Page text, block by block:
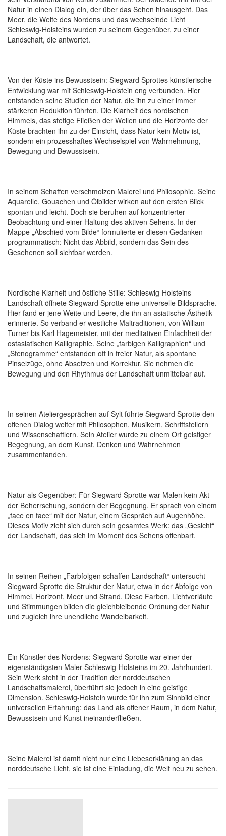
Natur in einen Dialog ein, der über das Sehen hinausgeht. Das
Meer, die Weite des Nordens und das wechselnde Licht
Schleswig-Holsteins wurden zu seinem Gegenüber, zu einer
Landschaft, die antwortet.
Von der Küste ins Bewusstsein: Siegward Sprottes künstlerische
Entwicklung war mit Schleswig-Holstein eng verbunden. Hier
entstanden seine Studien der Natur, die ihn zu einer immer
stärkeren Reduktion führten. Die Klarheit des nordischen
Himmels, das stetige Fließen der Wellen und die Horizonte der
Küste brachten ihn zu der Einsicht, dass Natur kein Motiv ist,
sondern ein prozesshaftes Wechselspiel von Wahrnehmung,
Bewegung und Bewusstsein.
In seinem Schaffen verschmolzen Malerei und Philosophie. Seine
Aquarelle, Gouachen und Ölbilder wirken auf den ersten Blick
spontan und leicht. Doch sie beruhen auf konzentrierter
Beobachtung und einer Haltung des aktiven Sehens. In der
Mappe „Abschied vom Bilde“ formulierte er diesen Gedanken
programmatisch: Nicht das Abbild, sondern das Sein des
Gesehenen soll sichtbar werden.
Nordische Klarheit und östliche Stille: Schleswig-Holsteins
Landschaft öffnete Siegward Sprotte eine universelle Bildsprache.
Hier fand er jene Weite und Leere, die ihn an asiatische Ästhetik
erinnerte. So verband er westliche Maltraditionen, von William
Turner bis Karl Hagemeister, mit der meditativen Einfachheit der
ostasiatischen Kalligraphie. Seine „farbigen Kalligraphien“ und
„Stenogramme“ entstanden oft in freier Natur, als spontane
Pinselzüge, ohne Absetzen und Korrektur. Sie nehmen die
Bewegung und den Rhythmus der Landschaft unmittelbar auf.
In seinen Ateliergesprächen auf Sylt führte Siegward Sprotte den
offenen Dialog weiter mit Philosophen, Musikern, Schriftstellern
und Wissenschaftlern. Sein Atelier wurde zu einem Ort geistiger
Begegnung, an dem Kunst, Denken und Wahrnehmen
zusammenfanden.
Natur als Gegenüber: Für Siegward Sprotte war Malen kein Akt
der Beherrschung, sondern der Begegnung. Er sprach von einem
„face en face“ mit der Natur, einem Gespräch auf Augenhöhe.
Dieses Motiv zieht sich durch sein gesamtes Werk: das „Gesicht“
der Landschaft, das sich im Moment des Sehens offenbart.
In seinen Reihen „Farbfolgen schaffen Landschaft“ untersucht
Siegward Sprotte die Struktur der Natur, etwa in der Abfolge von
Himmel, Horizont, Meer und Strand. Diese Farben, Lichtverläufe
und Stimmungen bilden die gleichbleibende Ordnung der Natur
und zugleich ihre unendliche Wandelbarkeit.
Ein Künstler des Nordens: Siegward Sprotte war einer der
eigenständigsten Maler Schleswig-Holsteins im 20. Jahrhundert.
Sein Werk steht in der Tradition der norddeutschen
Landschaftsmalerei, überführt sie jedoch in eine geistige
Dimension. Schleswig-Holstein wurde für ihn zum Sinnbild einer
universellen Erfahrung: das Land als offener Raum, in dem Natur,
Bewusstsein und Kunst ineinanderfließen.
Seine Malerei ist damit nicht nur eine Liebeserklärung an das
norddeutsche Licht, sie ist eine Einladung, die Welt neu zu sehen.